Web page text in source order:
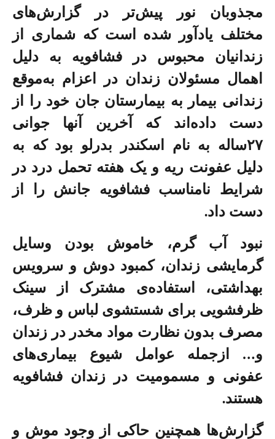
مجذوبان نور پیش‌تر در گزارش‌های
مختلف یادآور شده است که شماری از
زندانیان محبوس در فشافویه به دلیل
اهمال مسئولان زندان در اعزام به‌موقع
زندانی بیمار به بیمارستان جان خود را از
دست داده‌اند که آخرین آنها جوانی
۲۷ساله به نام اسکندر بدرلو بود که به
دلیل عفونت ریه و یک هفته تحمل درد در
شرایط نامناسب فشافویه جانش را از
دست داد.
نبود آب گرم، خاموش بودن وسایل
گرمایشی زندان، کمبود دوش و سرویس
بهداشتی، استفاده‌ی مشترک از سینک
ظرفشویی برای شستشوی لباس و ظرف،
مصرف بدون نظارت مواد مخدر در زندان
و… ازجمله عوامل شیوع بیماری‌های
عفونی و مسمومیت در زندان فشافویه
هستند.
گزارش‌ها همچنین حاکی از وجود موش و